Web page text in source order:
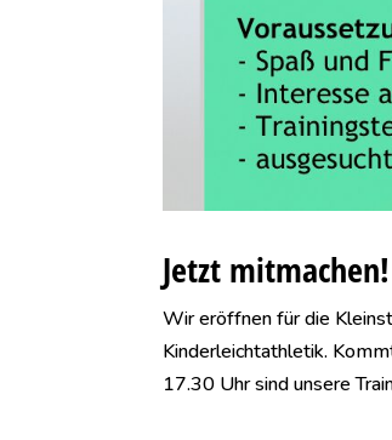
Jetzt mitmachen!
Wir eröffnen für die
Kinderleichtathletik.
17.30 Uhr sind unsere